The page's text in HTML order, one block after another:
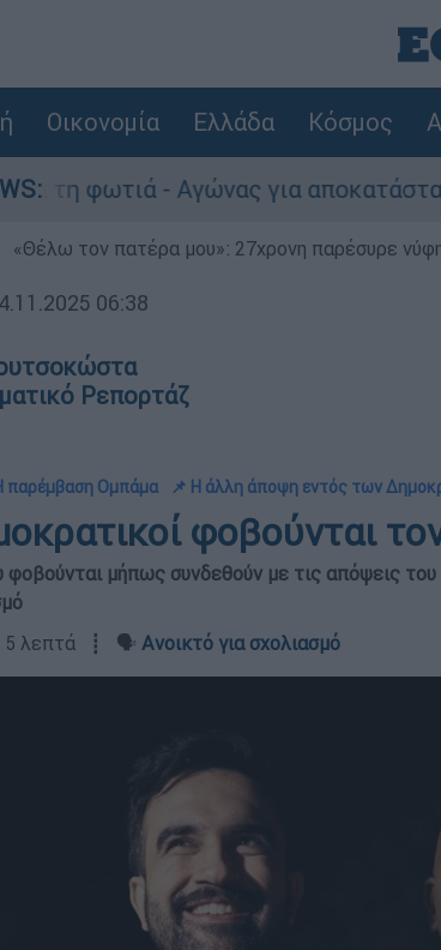
Οικονομία Ελλάδα Κόσμος
- Αγώνας για αποκατάσταση πριν
«Θέλω τον πατέρα μου»: 27χρονη παρέσυρε
06:38
Ρεπορτάζ
παρέμβαση Ομπάμα 📌 Η άλλη άποψη εντός των
φοβούνται
φοβούνται μήπως συνδεθούν με τις απόψεις
5 λεπτά ┋ 🗣️ Ανοικτό για σχολιασμό